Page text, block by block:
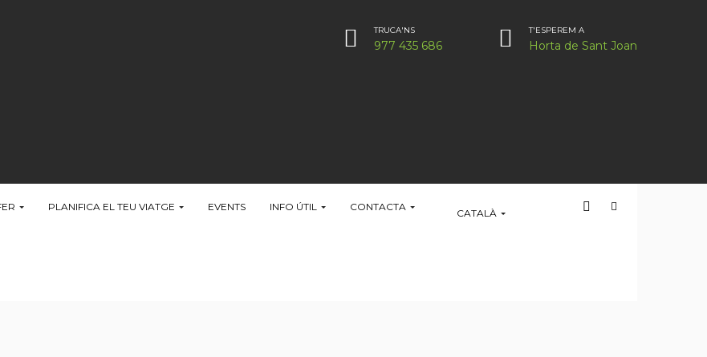
TRUCA'NS
977 435 686
T'ESPEREM A
Horta de Sant Joan
PLANIFICA EL TEU VIATGE EVENTS INFO ÚTIL CONTACTA
CATALÀ